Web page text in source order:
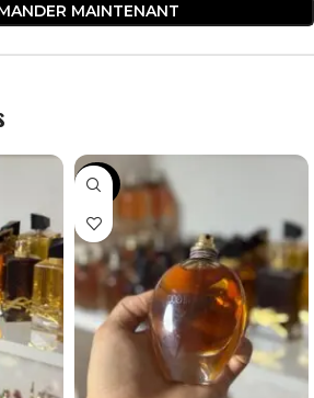
MAINTENANT
-34%